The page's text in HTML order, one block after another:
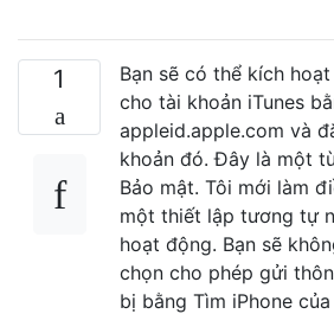
1
Bạn sẽ có thể kích
cho tài khoản iTunes
appleid.apple.com và
khoản đó. Đây là một
Bảo mật. Tôi mới làm
một thiết lập tương tự
hoạt động. Bạn sẽ
chọn cho phép gửi
bị bằng Tìm iPhone